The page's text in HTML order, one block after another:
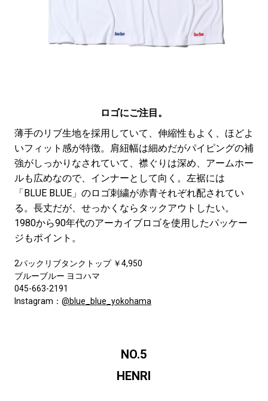
ロゴにご注目。
薄手のリブ生地を採用していて、伸縮性もよく、ほどよ
いフィット感が特徴。肩紐幅は細めだがパイピングの補
強がしっかりなされていて、襟ぐりは深め、アームホー
ルも広めなので、インナーとして向く。左裾には
「BLUE BLUE」のロゴ刺繍が赤青それぞれ配されてい
る。長丈だが、せっかくならタックアウトしたい。
1980から90年代のアーカイブロゴを使用したパッケー
ジもポイント。
2パックリブタンクトップ ￥4,950
ブルーブルー ヨコハマ
045-663-2191
Instagram： @blue_blue_yokohama
NO.5
HENRI